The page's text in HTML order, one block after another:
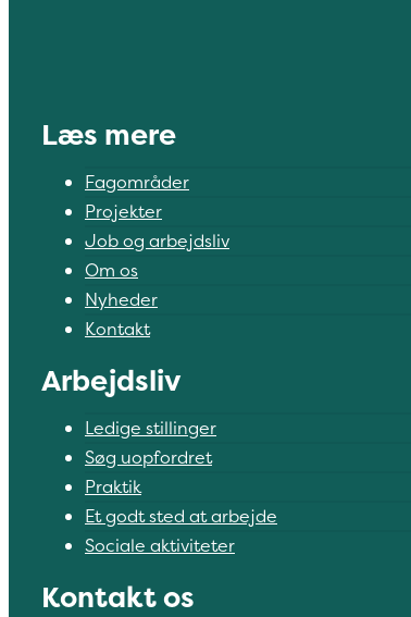
Læs mere
Fagområder
Projekter
Job og arbejdsliv
Om os
Nyheder
Kontakt
Arbejdsliv
Ledige stillinger
Søg uopfordret
Praktik
Et godt sted at arbejde
Sociale aktiviteter
Kontakt os